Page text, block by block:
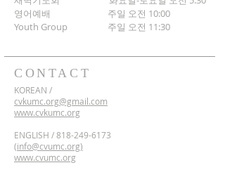
CONTACT
영어예배 주일 오전 10:00
​Youth Group
주일 오전 11:30
KOREAN /
cvkumc.org@gmail.com
www.cvkumc.org
ENGLISH /818-249-6173
(info@cvumc.org)
www.cvumc.org